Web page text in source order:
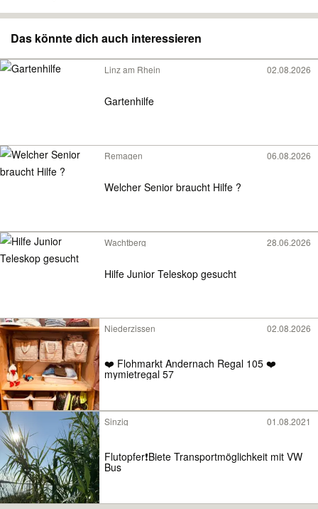
Das könnte dich auch interessieren
Linz am Rhein 02.08.2026
Gartenhilfe
Remagen 06.08.2026
Welcher Senior braucht Hilfe ?
Wachtberg 28.06.2026
Hilfe Junior Teleskop gesucht
Niederzissen 02.08.2026
❤️ Flohmarkt Andernach Regal 105 ❤️
mymietregal 57
Sinzig 01.08.2021
Flutopfer❗️Biete Transportmöglichkeit mit VW
Bus